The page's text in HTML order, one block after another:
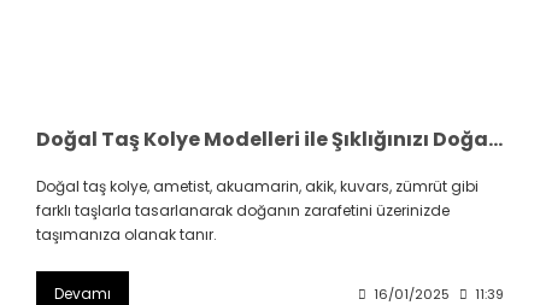
Doğal Taş Kolye Modelleri ile Şıklığınızı Doğanın Enerjisiyle Tamamlayın
Doğal taş kolye, ametist, akuamarin, akik, kuvars, zümrüt gibi
farklı taşlarla tasarlanarak doğanın zarafetini üzerinizde
taşımanıza olanak tanır.
Devamı 16/01/2025 11:39